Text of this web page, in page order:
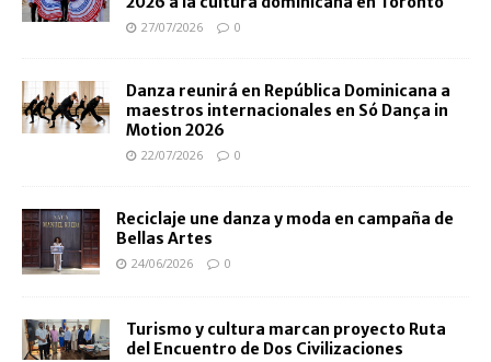
27/07/2026 0
Danza reunirá en República Dominicana a
maestros internacionales en Só Dança in
Motion 2026
22/07/2026 0
Reciclaje une danza y moda en campaña de
Bellas Artes
24/06/2026 0
Turismo y cultura marcan proyecto Ruta
del Encuentro de Dos Civilizaciones